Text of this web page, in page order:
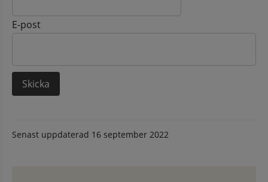
E-post
Senast uppdaterad 16 september 2022